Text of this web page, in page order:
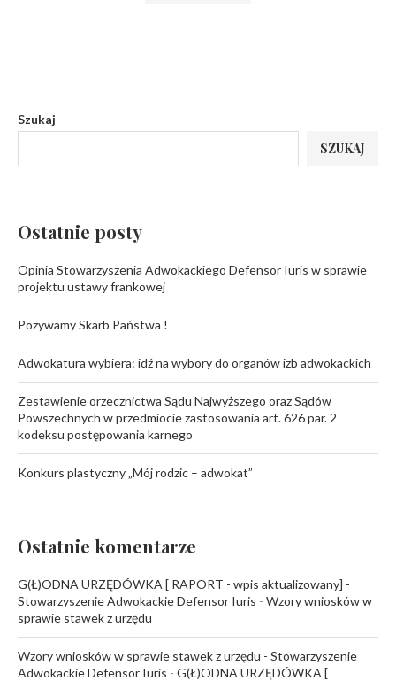
Szukaj
SZUKAJ
Ostatnie posty
Opinia Stowarzyszenia Adwokackiego Defensor Iuris w sprawie
projektu ustawy frankowej
Pozywamy Skarb Państwa !
Adwokatura wybiera: idź na wybory do organów izb adwokackich
Zestawienie orzecznictwa Sądu Najwyższego oraz Sądów
Powszechnych w przedmiocie zastosowania art. 626 par. 2
kodeksu postępowania karnego
Konkurs plastyczny „Mój rodzic – adwokat”
Ostatnie komentarze
G(Ł)ODNA URZĘDÓWKA [ RAPORT - wpis aktualizowany] -
Stowarzyszenie Adwokackie Defensor Iuris - Wzory wniosków w
sprawie stawek z urzędu
Wzory wniosków w sprawie stawek z urzędu - Stowarzyszenie
Adwokackie Defensor Iuris - G(Ł)ODNA URZĘDÓWKA [